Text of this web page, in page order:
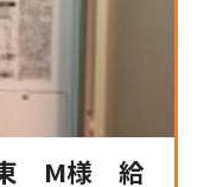
東 M様 給